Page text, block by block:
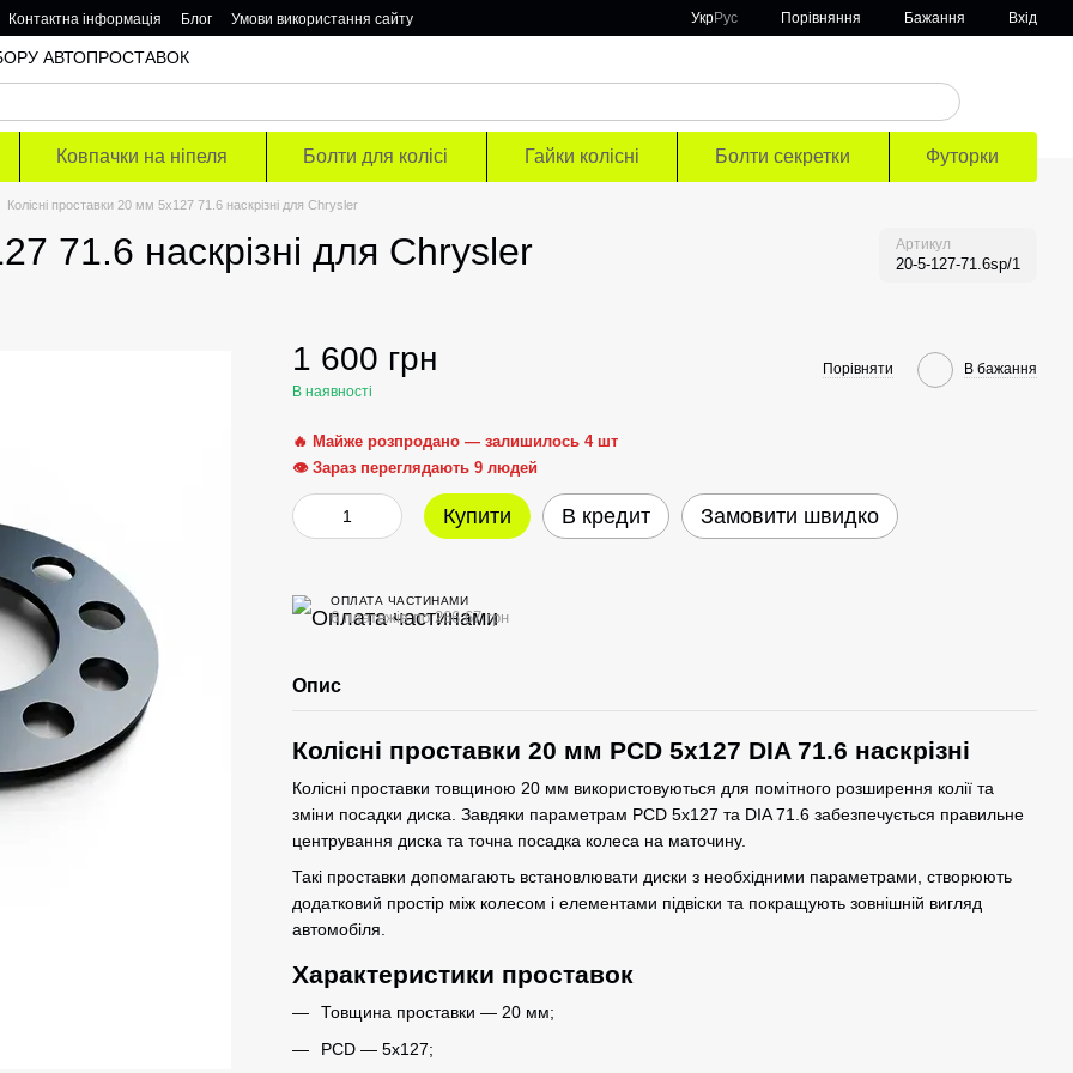
Контактна інформація Блог Умови використання сайту УкрРус Порівняння Бажання Вхід
АВТОПРОСТАВОК
Ковпачки на ніпеля Болти для колісі Гайки колісні Болти секретки Футорки
Колісні проставки 20 мм 5х127 71.6 наскрізні для Chrysler
71.6 наскрізні для Chrysler Артикул
20-5-127-71.6sp/1
1 600 грн
В наявності
Порівняти В бажання
🔥 Майже розпродано — залишилось 4 шт
👁 Зараз переглядають 9 людей
Купити В кредит Замовити швидко
ОПЛАТА ЧАСТИНАМИ
6 платежів по 266.67 грн
Опис
Колісні проставки 20 мм PCD 5x127 DIA 71.6 наскрізні
Колісні проставки товщиною 20 мм використовуються для помітного розширення колії та
зміни посадки диска. Завдяки параметрам PCD 5x127 та DIA 71.6 забезпечується правильне
центрування диска та точна посадка колеса на маточину.
Такі проставки допомагають встановлювати диски з необхідними параметрами, створюють
додатковий простір між колесом і елементами підвіски та покращують зовнішній вигляд
автомобіля.
Характеристики проставок
Товщина проставки — 20 мм;
PCD — 5x127;